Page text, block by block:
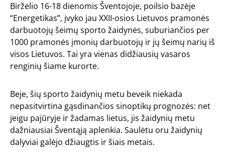
Birželio 16-18 dienomis Šventojoje, poilsio bazėje
“Energetikas”, įvyko jau XXII-osios Lietuvos pramonės
darbuotojų šeimų sporto žaidynės, suburiančios per
1000 pramonės įmonių darbuotojų ir jų šeimų narių iš
visos Lietuvos. Tai yra vienas didžiausių vasaros
renginių šiame kurorte.
Beje, šių sporto žaidynių metu beveik niekada
nepasitvirtina gąsdinančios sinoptikų prognozės: net
jeigu pajūryje ir žadamas lietus, jis žaidynių metu
dažniausiai Šventąją aplenkia. Saulėtu oru žaidynių
dalyviai galėjo džiaugtis ir šiais metais.